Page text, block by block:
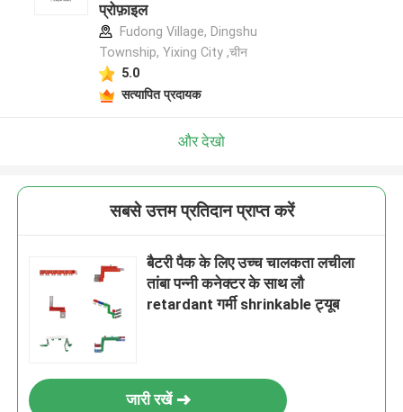
प्रोफ़ाइल
Fudong Village, Dingshu
Township, Yixing City ,चीन
5.0
सत्यापित प्रदायक
और देखो
सबसे उत्तम प्रतिदान प्राप्त करें
बैटरी पैक के लिए उच्च चालकता लचीला
तांबा पन्नी कनेक्टर के साथ लौ
retardant गर्मी shrinkable ट्यूब
जारी रखें